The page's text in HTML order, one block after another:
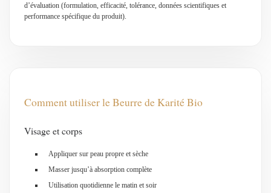
d’évaluation (formulation, efficacité, tolérance, données scientifiques et
performance spécifique du produit).
Comment utiliser le Beurre de Karité Bio
Visage et corps
Appliquer sur peau propre et sèche
Masser jusqu’à absorption complète
Utilisation quotidienne le matin et soir